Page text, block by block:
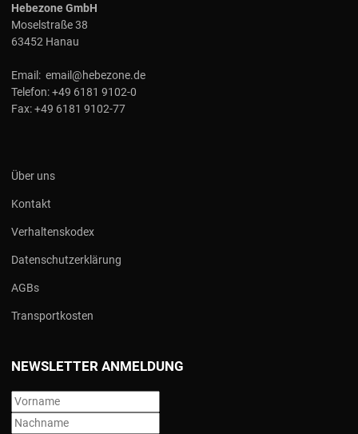
Hebezone GmbH
Moselstraße 38
63452 Hanau
Email: email@hebezone.de
Telefon:+49 6181 9102-0
Fax:+49 6181 9102-77
Über uns
Kontakt
Verhaltenskodex
Datenschutzerklärung
AGBs
Transportkosten
NEWSLETTER ANMELDUNG